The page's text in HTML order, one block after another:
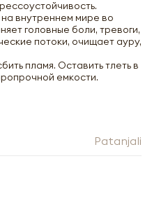
внутреннем мире во
головные боли, тревоги,
потоки, очищает ауру,
пламя. Оставить тлеть в
емкости.
Patanjali